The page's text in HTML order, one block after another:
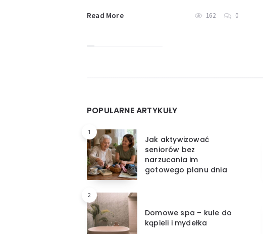
Read More 162 0
POPULARNE ARTYKUŁY
1
Jak aktywizować
seniorów bez
narzucania im
gotowego planu dnia
2
Domowe spa – kule do
kąpieli i mydełka